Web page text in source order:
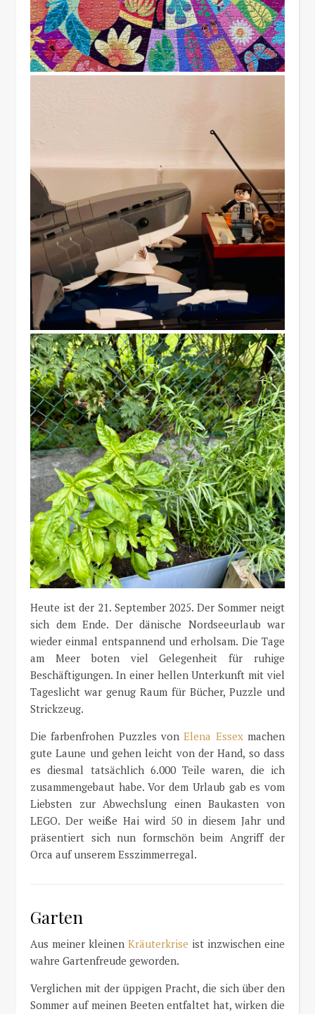
Heute ist der 21. September 2025. Der Sommer neigt
sich dem Ende. Der dänische Nordseeurlaub war
wieder einmal entspannend und erholsam. Die Tage
am Meer boten viel Gelegenheit für ruhige
Beschäftigungen. In einer hellen Unterkunft mit viel
Tageslicht war genug Raum für Bücher, Puzzle und
Strickzeug.
Die farbenfrohen Puzzles vonElena Essexmachen
gute Laune und gehen leicht von der Hand, so dass
es diesmal tatsächlich 6.000 Teile waren, die ich
zusammengebaut habe. Vor dem Urlaub gab es vom
Liebsten zur Abwechslung einen Baukasten von
LEGO. Der weiße Hai wird 50 in diesem Jahr und
präsentiert sich nun formschön beim Angriff der
Orca auf unserem Esszimmerregal.
Garten
Aus meiner kleinen Kräuterkrise ist inzwischen eine
wahre Gartenfreude geworden.
Verglichen mit der üppigen Pracht, die sich über den
Sommer auf meinen Beeten entfaltet hat, wirken die